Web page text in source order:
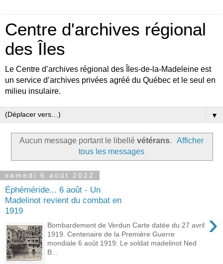
Centre d'archives régional
des Îles
Le Centre d’archives régional des Îles-de-la-Madeleine est
un service d’archives privées agréé du Québec et le seul en
milieu insulaire.
▼
Aucun message portant le libellé vétérans.
Afficher
tous les messages
samedi 6 août 2022
Éphéméride... 6 août - Un
Madelinot revient du combat en
1919
›
Bombardement de Verdun Carte datée du 27 avril
1919. Centenaire de la Première Guerre
mondiale 6 août 1919: Le soldat madelinot Ned
B...